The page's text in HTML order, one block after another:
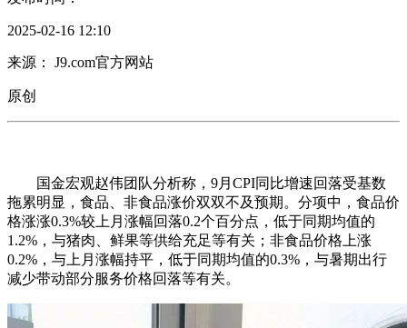
2025-02-16 12:10
来源： J9.com官方网站
原创
国金宏观赵伟团队分析称，9月CPI同比增速回落受基数
拖累明显，食品、非食品涨价双双不及预期。分项中，食品价
格涨涨0.3%较上月涨幅回落0.2个百分点，低于同期均值的
1.2%，与猪肉、鲜果等供给充足等有关；非食品价格上涨
0.2%，与上月涨幅持平，低于同期均值的0.3%，与暑期出行
减少带动部分服务价格回落等有关。